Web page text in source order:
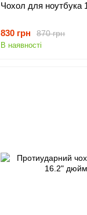
Чохол для ноутбука
870 грн
830 грн
В наявності